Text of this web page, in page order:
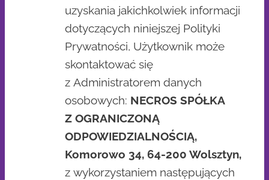
uzyskania jakichkolwiek informacji
dotyczących niniejszej Polityki
Prywatności, Użytkownik może
skontaktować się
z Administratorem danych
osobowych: NECROS SPÓŁKA
Z OGRANICZONĄ
ODPOWIEDZIALNOŚCIĄ,
Komorowo 34, 64-200 Wolsztyn,
z wykorzystaniem następujących